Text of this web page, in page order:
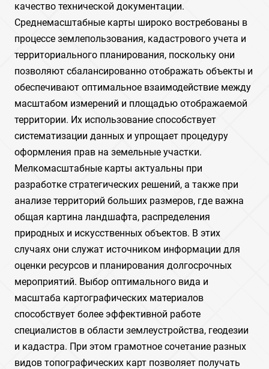
качество технической документации.
Среднемасштабные карты широко востребованы в
процессе землепользования, кадастрового учета и
территориального планирования, поскольку они
позволяют сбалансированно отображать объекты и
обеспечивают оптимальное взаимодействие между
масштабом измерений и площадью отображаемой
территории. Их использование способствует
систематизации данных и упрощает процедуру
оформления прав на земельные участки.
Мелкомасштабные карты актуальны при
разработке стратегических решений, а также при
анализе территорий больших размеров, где важна
общая картина ландшафта, распределения
природных и искусственных объектов. В этих
случаях они служат источником информации для
оценки ресурсов и планирования долгосрочных
мероприятий. Выбор оптимального вида и
масштаба картографических материалов
способствует более эффективной работе
специалистов в области землеустройства, геодезии
и кадастра. При этом грамотное сочетание разных
видов топографических карт позволяет получать